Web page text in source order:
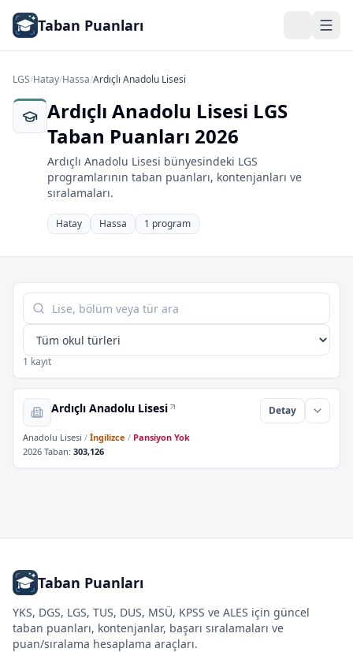
Taban Puanları
LGS/Hatay/Hassa/Ardıçlı Anadolu Lisesi
Ardıçlı Anadolu Lisesi LGS
Taban Puanları 2026
Ardıçlı Anadolu Lisesi bünyesindeki LGS
programlarının taban puanları, kontenjanları ve
sıralamaları.
Hatay Hassa 1 program
Tabloda ara
1 kayıt
Ardıçlı Anadolu Lisesi Detay
Anadolu Lisesi / İngilizce / Pansiyon Yok
2026 Taban: 303,126
Taban Puanları
YKS, DGS, LGS, TUS, DUS, MSÜ, KPSS ve ALES için güncel
taban puanları, kontenjanlar, başarı sıralamaları ve
puan/sıralama hesaplama araçları.